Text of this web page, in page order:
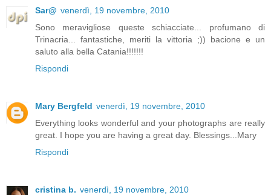
Sar@ venerdì, 19 novembre, 2010
Sono meravigliose queste schiacciate... profumano di
Trinacria... fantastiche, meriti la vittoria ;)) bacione e un
saluto alla bella Catania!!!!!!!
Rispondi
Mary Bergfeld venerdì, 19 novembre, 2010
Everything looks wonderful and your photographs are really
great. I hope you are having a great day. Blessings...Mary
Rispondi
cristina b. venerdì, 19 novembre, 2010